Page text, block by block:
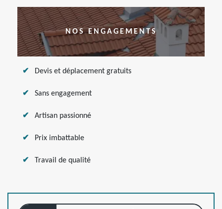
NOS ENGAGEMENTS
Devis et déplacement gratuits
Sans engagement
Artisan passionné
Prix imbattable
Travail de qualité